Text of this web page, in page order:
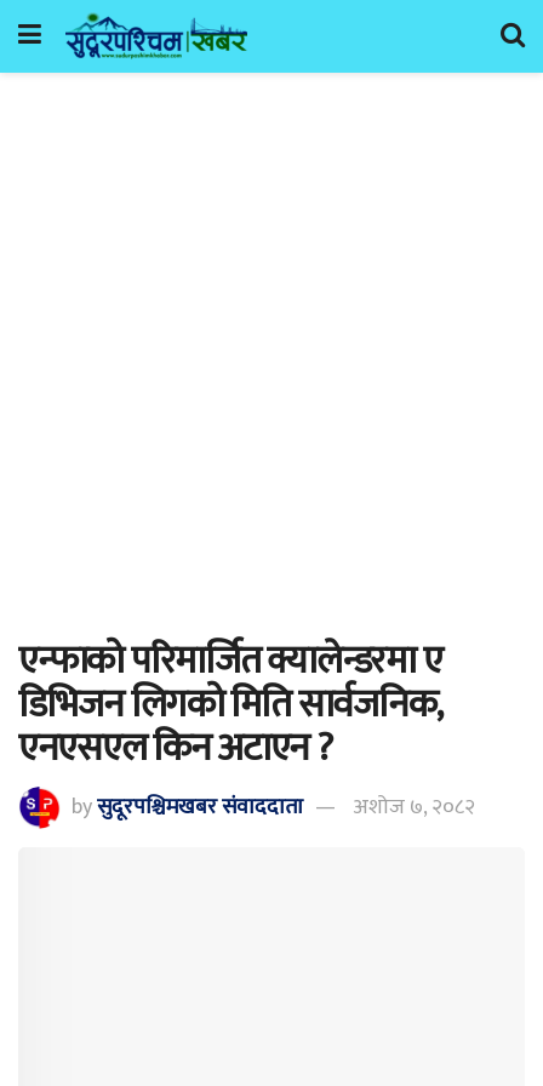
एन्फाको परिमार्जित क्यालेन्डरमा ए
डिभिजन लिगको मिति सार्वजनिक,
एनएसएल किन अटाएन ?
byसुदूरपश्चिमखबर संंवाददाता अशोज ७, २०८२